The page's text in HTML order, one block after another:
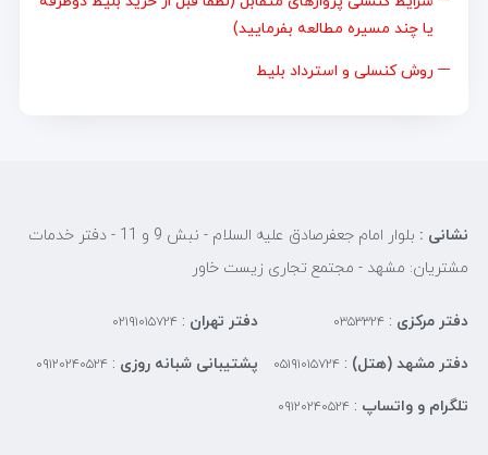
یا چند مسیره مطالعه بفرمایید)
روش کنسلی و استرداد بلیط
نشانی :
بلوار امام جعفرصادق علیه السلام - نبش 9 و 11 - دفتر خدمات
مشتریان: مشهد - مجتمع تجاری زیست خاور
دفتر مرکزی : ۰۳۵۳۳۲۴ دفتر تهران :۰۲۱۹۱۰۱۵۷۲۴
دفتر مشهد (هتل) : ۰۵۱۹۱۰۱۵۷۲۴ پشتیبانی شبانه روزی :۰۹۱۲۰۲۴۰۵۲۴
تلگرام و واتساپ : ۰۹۱۲۰۲۴۰۵۲۴